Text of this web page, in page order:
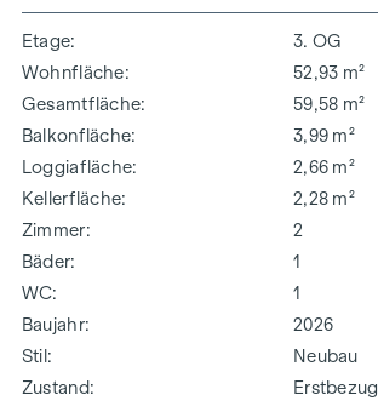
Etage
3. OG
Wohnfläche
52,93 m²
Gesamtfläche
59,58 m²
Balkonfläche
3,99 m²
Loggiafläche
2,66 m²
Kellerfläche
2,28 m²
Zimmer
2
Bäder
1
WC
1
Baujahr
2026
Stil
Neubau
Zustand
Erstbezug